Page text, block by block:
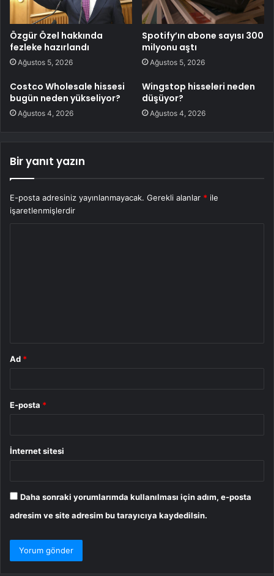
Özgür Özel hakkında
fezleke hazırlandı
Ağustos 5, 2026
Spotify’ın abone sayısı 300
milyonu aştı
Ağustos 5, 2026
Costco Wholesale hissesi
bugün neden yükseliyor?
Ağustos 4, 2026
Wingstop hisseleri neden
düşüyor?
Ağustos 4, 2026
Bir yanıt yazın
E-posta adresiniz yayınlanmayacak. Gerekli alanlar * ile
işaretlenmişlerdir
Ad *
E-posta *
İnternet sitesi
Daha sonraki yorumlarımda kullanılması için adım, e-posta
adresim ve site adresim bu tarayıcıya kaydedilsin.